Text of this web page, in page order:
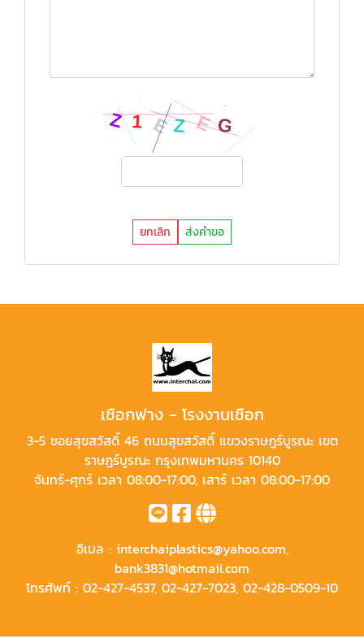
ยกเลิก ส่งคำขอ
เชือกฟาง - โรงงานเชือก
3-5 ซอยสุขสวัสดิ์ 46 ถนนสุขสวัสดิ์ แขวงราษฎร์บูรณะ เขต
ราษฎร์บูรณะ กรุงเทพมหานคร 10140
จันทร์-ศุกร์ เวลา 08:00-17:00, เสาร์ เวลา 08:00-17:00
อีเมล : interchaiplastics@yahoo.com,
bank3831@hotmail.com
โทรศัพท์ : 02-427-4537, 02-427-7023, 02-428-0509-10